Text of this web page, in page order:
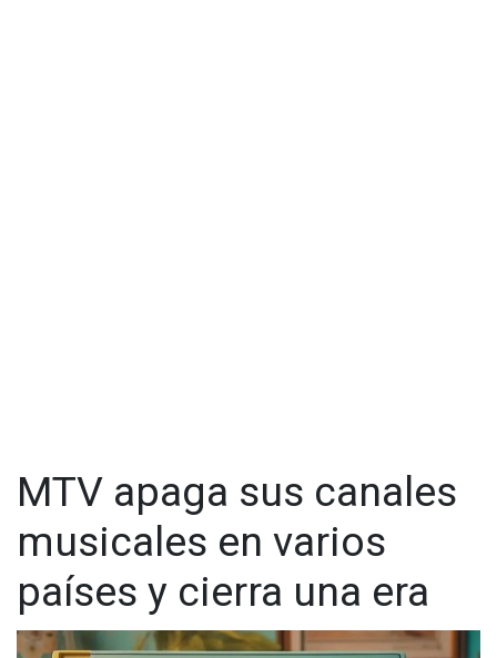
MTV apaga sus canales
musicales en varios
países y cierra una era